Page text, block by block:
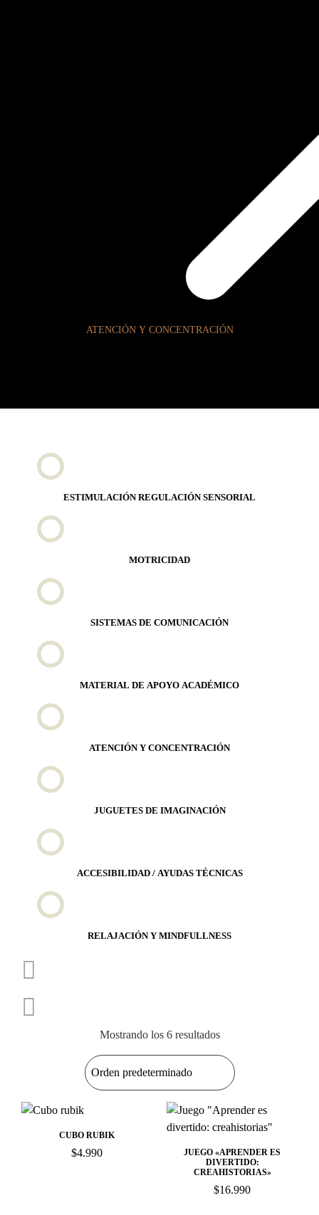
ATENCIÓN Y CONCENTRACIÓN
ESTIMULACIÓN REGULACIÓN SENSORIAL
MOTRICIDAD
SISTEMAS DE COMUNICACIÓN
MATERIAL DE APOYO ACADÉMICO
ATENCIÓN Y CONCENTRACIÓN
JUGUETES DE IMAGINACIÓN
ACCESIBILIDAD / AYUDAS TÉCNICAS
RELAJACIÓN Y MINDFULLNESS
Mostrando los 6 resultados
CUBO RUBIK
$4.990
JUEGO «APRENDER ES
DIVERTIDO:
CREAHISTORIAS»
$16.990